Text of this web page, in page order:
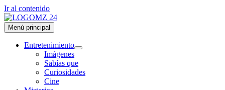
Ir al contenido
Menú principal
Entretenimiento
Imágenes
Sabías que
Curiosidades
Cine